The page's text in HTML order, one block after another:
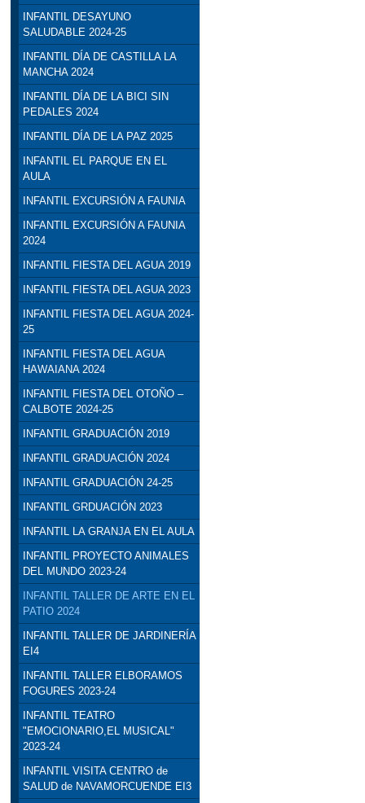
INFANTIL DESAYUNO
SALUDABLE 2024-25
INFANTIL DÍA DE CASTILLA LA
MANCHA 2024
INFANTIL DÍA DE LA BICI SIN
PEDALES 2024
INFANTIL DÍA DE LA PAZ 2025
INFANTIL EL PARQUE EN EL
AULA
INFANTIL EXCURSIÓN A FAUNIA
INFANTIL EXCURSIÓN A FAUNIA
2024
INFANTIL FIESTA DEL AGUA 2019
INFANTIL FIESTA DEL AGUA 2023
INFANTIL FIESTA DEL AGUA 2024-
25
INFANTIL FIESTA DEL AGUA
HAWAIANA 2024
INFANTIL FIESTA DEL OTOÑO –
CALBOTE 2024-25
INFANTIL GRADUACIÓN 2019
INFANTIL GRADUACIÓN 2024
INFANTIL GRADUACIÓN 24-25
INFANTIL GRDUACIÓN 2023
INFANTIL LA GRANJA EN EL AULA
INFANTIL PROYECTO ANIMALES
DEL MUNDO 2023-24
INFANTIL TALLER DE ARTE EN EL
PATIO 2024
INFANTIL TALLER DE JARDINERÍA
EI4
INFANTIL TALLER ELBORAMOS
FOGURES 2023-24
INFANTIL TEATRO
"EMOCIONARIO,EL MUSICAL"
2023-24
INFANTIL VISITA CENTRO de
SALUD de NAVAMORCUENDE EI3